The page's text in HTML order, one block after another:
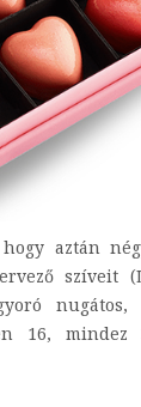
aztán
szíveit
nugátos,
16,